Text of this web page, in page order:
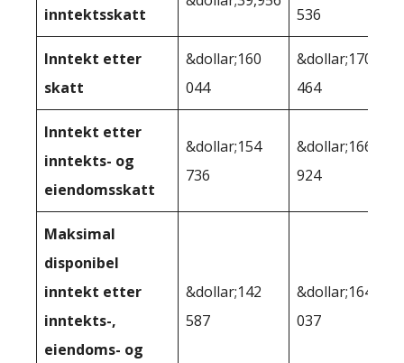
inntektsskatt 536
Inntekt etter
skatt
&dollar;160
044
&dollar;170
464
Inntekt etter
inntekts- og
eiendomsskatt
&dollar;154
736
&dollar;166
924
Maksimal
disponibel
inntekt etter
inntekts-,
eiendoms- og
&dollar;142
587
&dollar;164
037